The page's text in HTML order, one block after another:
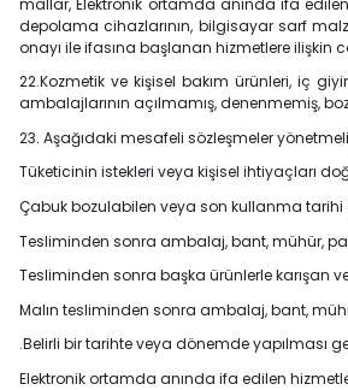
depolama cihazlarının, bilgisayar sarf
onayı ile ifasına başlanan hizmetlere ilişkin
22.Kozmetik ve kişisel bakım ürünleri, iç
ambalajlarının açılmamış, denenmemiş,
23. Aşağıdaki mesafeli sözleşmeler
Tüketicinin istekleri veya kişisel ihtiyaçları
Çabuk bozulabilen veya son kullanma tarihi
Tesliminden sonra ambalaj, bant, mühür,
Tesliminden sonra başka ürünlerle karışan
Malın tesliminden sonra ambalaj, bant,
.Belirli bir tarihte veya dönemde yapılması
Elektronik ortamda anında ifa edilen